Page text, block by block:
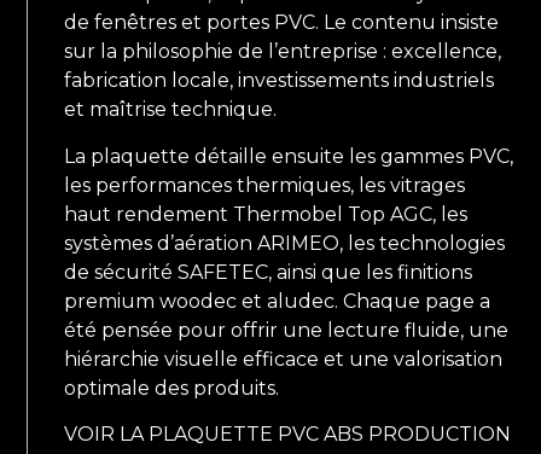
de fenêtres et portes PVC. Le contenu insiste
sur la philosophie de l’entreprise : excellence,
fabrication locale, investissements industriels
et maîtrise technique.
La plaquette détaille ensuite les gammes PVC,
les performances thermiques, les vitrages
haut rendement Thermobel Top AGC, les
systèmes d’aération ARIMEO, les technologies
de sécurité SAFETEC, ainsi que les finitions
premium woodec et aludec. Chaque page a
été pensée pour offrir une lecture fluide, une
hiérarchie visuelle efficace et une valorisation
optimale des produits.
VOIR LA PLAQUETTE PVC ABS PRODUCTION